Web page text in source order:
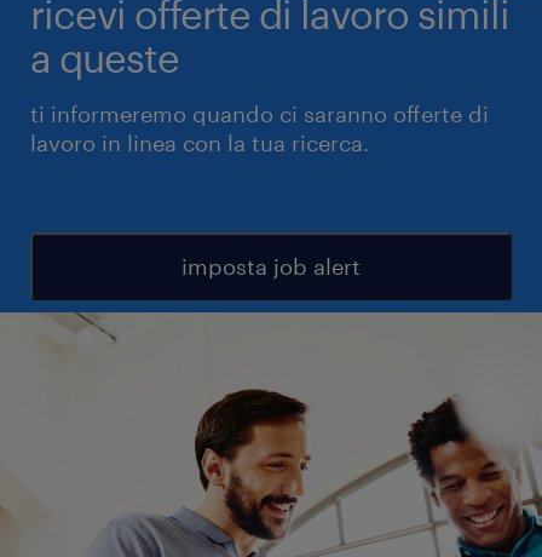
ricevi offerte di lavoro simili
a queste
ti informeremo quando ci saranno offerte di
lavoro in linea con la tua ricerca.
imposta job alert